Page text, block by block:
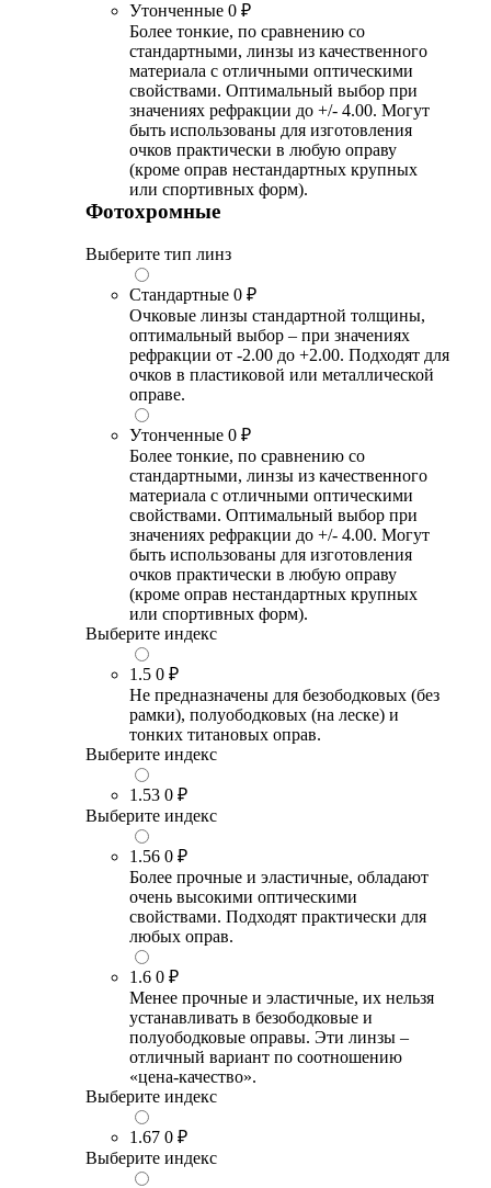
Утонченные 0 ₽
Более тонкие, по сравнению со
стандартными, линзы из качественного
материала с отличными оптическими
свойствами. Оптимальный выбор при
значениях рефракции до +/- 4.00. Могут
быть использованы для изготовления
очков практически в любую оправу
(кроме оправ нестандартных крупных
или спортивных форм).
Фотохромные
Выберите тип линз
Стандартные 0 ₽
Очковые линзы стандартной толщины,
оптимальный выбор – при значениях
рефракции от -2.00 до +2.00. Подходят для
очков в пластиковой или металлической
оправе.
Утонченные 0 ₽
Более тонкие, по сравнению со
стандартными, линзы из качественного
материала с отличными оптическими
свойствами. Оптимальный выбор при
значениях рефракции до +/- 4.00. Могут
быть использованы для изготовления
очков практически в любую оправу
(кроме оправ нестандартных крупных
или спортивных форм).
Выберите индекс
1.5 0 ₽
Не предназначены для безободковых (без
рамки), полуободковых (на леске) и
тонких титановых оправ.
Выберите индекс
1.53 0 ₽
Выберите индекс
1.56 0 ₽
Более прочные и эластичные, обладают
очень высокими оптическими
свойствами. Подходят практически для
любых оправ.
1.6 0 ₽
Менее прочные и эластичные, их нельзя
устанавливать в безободковые и
полуободковые оправы. Эти линзы –
отличный вариант по соотношению
«цена-качество».
Выберите индекс
1.67 0 ₽
Выберите индекс